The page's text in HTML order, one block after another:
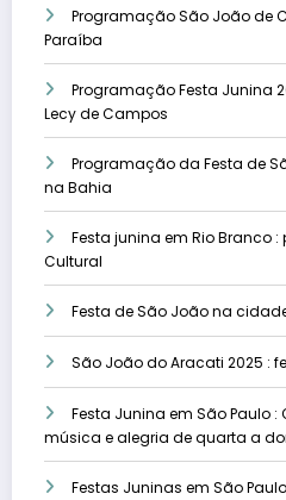
Programação São João de
Paraíba
Programação Festa Junina
Lecy de Campos
Programação da Festa de
na Bahia
Festa junina em Rio Branco
Cultural
Festa de São João na
São João do Aracati 2025 :
Festa Junina em São Paulo
música e alegria de quarta a
Festas Juninas em São